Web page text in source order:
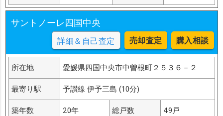
サントノーレ四国中央
詳細＆自己査定 売却査定 購入相談
所在地 愛媛県四国中央市中曽根町２５３６－２
最寄り駅 予讃線 伊予三島 (10分)
築年数 20年 総戸数 49戸